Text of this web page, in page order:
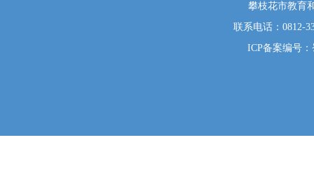
攀枝花市教育
联系电话：0812-
ICP备案编号：